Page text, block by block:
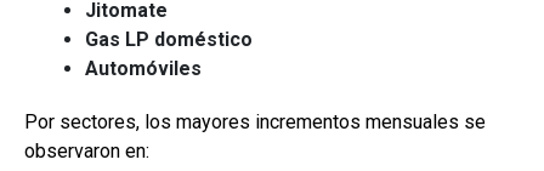
Jitomate
Gas LP doméstico
Automóviles
Por sectores, los mayores incrementos mensuales se
observaron en: